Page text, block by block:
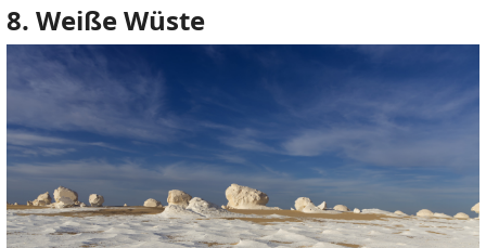
8. Weiße Wüste